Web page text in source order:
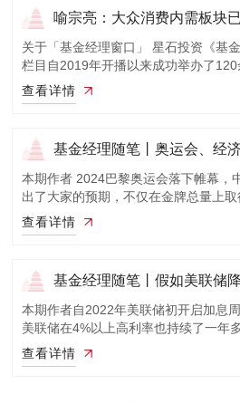
喻宗亮：大众消费内需板块
置
关于「基金经理窗口」 星石投资《基
栏目自2019年开播以来成功举办了120
查看详情
基金经理随笔丨奥运会、经
本期作者 2024巴黎奥运会落下帷幕，
出了大家的预期，不仅在金牌总量上取
查看详情
基金经理随笔丨假如美联储
本期作者自2022年美联储初开启加息
美联储在4%以上高利率也持续了一年
查看详情